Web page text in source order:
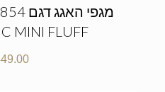
MINI FLUFF